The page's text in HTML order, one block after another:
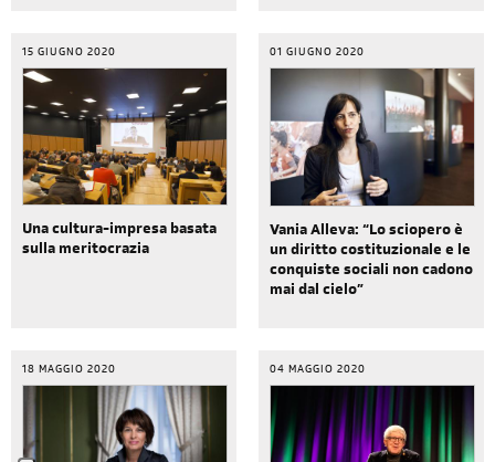
15 GIUGNO 2020
Una cultura-impresa basata
sulla meritocrazia
01 GIUGNO 2020
Vania Alleva: “Lo sciopero è
un diritto costituzionale e le
conquiste sociali non cadono
mai dal cielo”
18 MAGGIO 2020 04 MAGGIO 2020